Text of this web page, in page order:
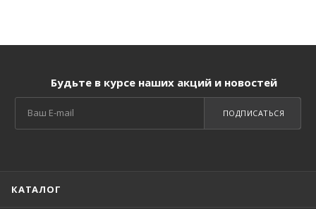
Будьте в курсе наших акций и новостей
ПОДПИСАТЬСЯ
КАТАЛОГ